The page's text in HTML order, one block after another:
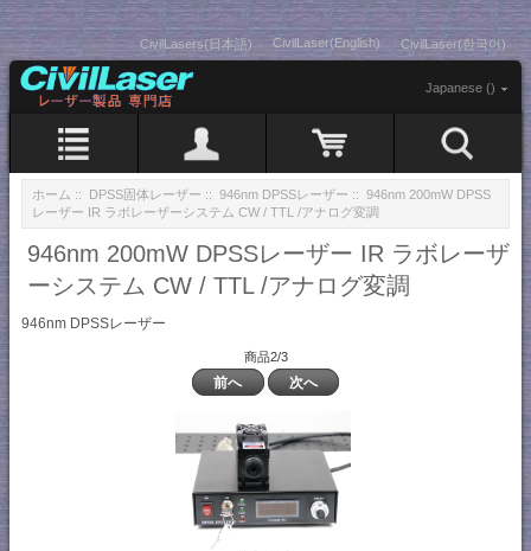
CivilLasers(日本語) CivilLaser(English) CivilLaser(한국어)
Japanese ()
ホーム :: DPSS固体レーザー :: 946nm DPSSレーザー :: 946nm 200mW DPSS
レーザー IR ラボレーザーシステム CW / TTL /アナログ変調
946nm 200mW DPSSレーザー IR ラボレーザ
ーシステム CW / TTL /アナログ変調
946nm DPSSレーザー
商品2/3
前へ 次へ